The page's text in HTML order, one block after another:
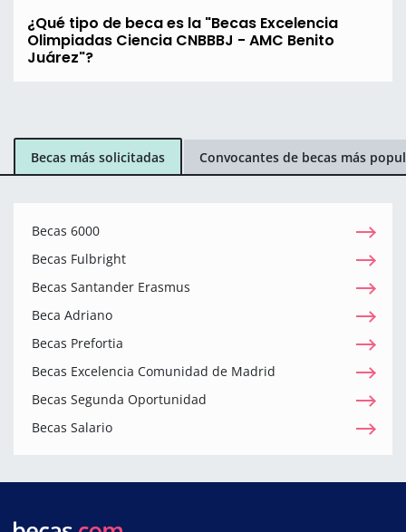
¿Qué tipo de beca es la "Becas Excelencia
Olimpiadas Ciencia CNBBBJ - AMC Benito
Juárez"?
Becas más solicitadas Convocantes de becas más
Becas 6000
Becas Fulbright
Becas Santander Erasmus
Beca Adriano
Becas Prefortia
Becas Excelencia Comunidad de Madrid
Becas Segunda Oportunidad
Becas Salario